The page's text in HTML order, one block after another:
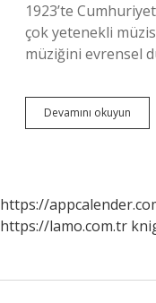
1923’te
çok yetenekli
müziğini evrensel
Devamını okuyun
Ünlü
https://
https://lamo.com.tr